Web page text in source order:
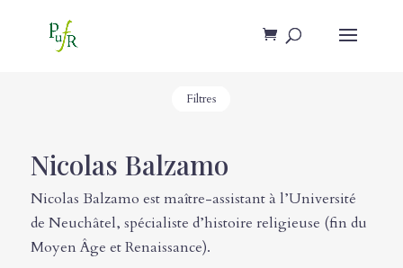
Filtres
Nicolas Balzamo
Nicolas Balzamo est maître-assistant à l’Université
de Neuchâtel, spécialiste d’histoire religieuse (fin du
Moyen Âge et Renaissance).